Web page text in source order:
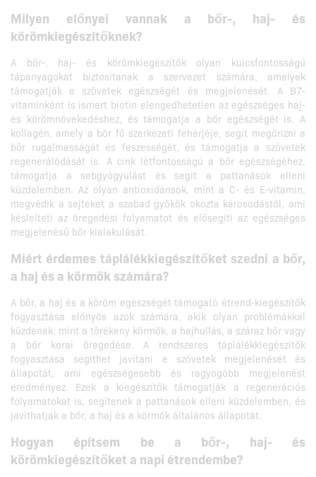
Milyen előnyei vannak a bőr-, haj- és
körömkiegészítőknek?
A bőr-, haj- és körömkiegészítők olyan kulcsfontosságú
tápanyagokat biztosítanak a szervezet számára, amelyek
támogatják e szövetek egészségét és megjelenését. A B7-
vitaminként is ismert biotin elengedhetetlen az egészséges haj-
és körömnövekedéshez, és támogatja a bőr egészségét is. A
kollagén, amely a bőr fő szerkezeti fehérjéje, segít megőrizni a
bőr rugalmasságát és feszességét, és támogatja a szövetek
regenerálódását is. A cink létfontosságú a bőr egészségéhez,
támogatja a sebgyógyulást és segít a pattanások elleni
küzdelemben. Az olyan antioxidánsok, mint a C- és E-vitamin,
megvédik a sejteket a szabad gyökök okozta károsodástól, ami
késlelteti az öregedési folyamatot és elősegíti az egészséges
megjelenésű bőr kialakulását.
Miért érdemes táplálékkiegészítőket szedni a bőr,
a haj és a körmök számára?
A bőr, a haj és a köröm egészségét támogató étrend-kiegészítők
fogyasztása előnyös azok számára, akik olyan problémákkal
küzdenek, mint a törékeny körmök, a hajhullás, a száraz bőr vagy
a bőr korai öregedése. A rendszeres táplálékkiegészítők
fogyasztása segíthet javítani e szövetek megjelenését és
állapotát, ami egészségesebb és ragyogóbb megjelenést
eredményez. Ezek a kiegészítők támogatják a regenerációs
folyamatokat is, segítenek a pattanások elleni küzdelemben, és
javíthatják a bőr, a haj és a körmök általános állapotát.
Hogyan építsem be a bőr-, haj- és
körömkiegészítőket a napi étrendembe?